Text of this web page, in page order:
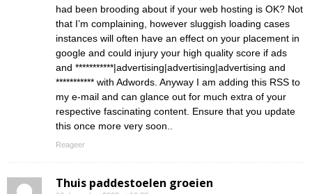
had been brooding about if your web hosting is OK? Not
that I’m complaining, however sluggish loading cases
instances will often have an effect on your placement in
google and could injury your high quality score if ads
and ***********|advertising|advertising|advertising and
*********** with Adwords. Anyway I am adding this RSS to
my e-mail and can glance out for much extra of your
respective fascinating content. Ensure that you update
this once more very soon..
Reageer
Thuis paddestoelen groeien